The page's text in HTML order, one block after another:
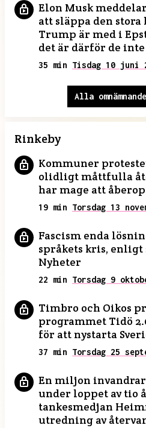
Elon Musk
att släppa den
Trump är med i
det är därför de
35 min Tisdag 10 juni
Alla
Rinkeby
Kommuner
olidligt måttfulla
har mage att
19 min Torsdag 13
Fascism enda
språkets kris, enligt
Nyheter
22 min Torsdag 9
Timbro och Oikos
programmet Tidö
för att nystarta
37 min Torsdag 25
En miljon
under loppet av tio
tankesmedjan
utredning av